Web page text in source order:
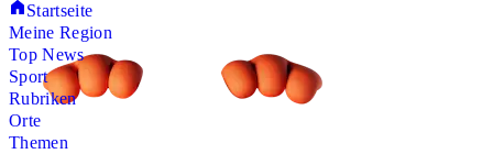
Startseite
Meine Region
Top News
Sport
Rubriken
Orte
Themen